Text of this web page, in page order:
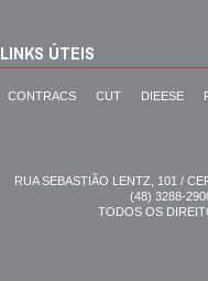
LINKS ÚTEIS
CONTRACS CUT DIEESE
RUA SEBASTIÃO LENTZ, 101 /
(48) 3288-
TODOS OS